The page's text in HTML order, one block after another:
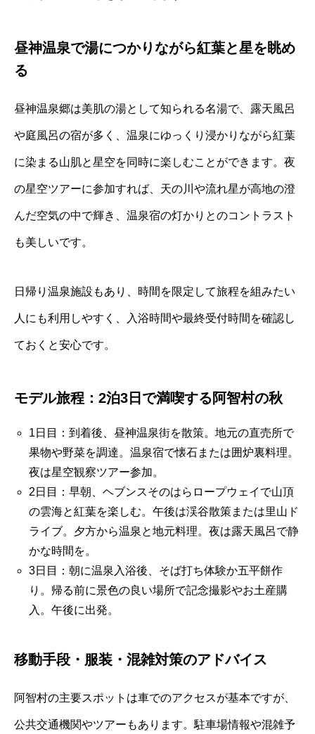
昼神温泉で湯につかりながら紅葉と星を眺め
る
昼神温泉郷は美肌の湯として知られる名湯で、露天風呂
や庭風呂の宿が多く、温泉にゆっくり浸かりながら紅葉
に染まる山肌と星空を同時に楽しむことができます。夜
の星空ツアーに参加すれば、天の川や流れ星が高地の澄
んだ空気の中で輝き、温泉宿の灯かりとのコントラスト
も美しいです。
日帰り温泉施設もあり、時間を限定して旅程を組みたい
人にも利用しやすく、入浴時間や最終受付時間を確認し
ておくと安心です。
モデル旅程：2泊3日で満喫する阿智村の秋
1日目：到着後、昼神温泉街を散策。地元の直売所で
果物や野菜を調達。温泉宿で懐石または囲炉裏料理。
夜は星空観察ツアー参加。
2日目：早朝、ヘブンスそのはらロープウェイで山頂
の雲海と紅葉を楽しむ。午後は渓谷散策または里山ド
ライブ。夕方から温泉と地元料理。夜は露天風呂で静
かな時間を。
3日目：朝に温泉入浴後、そば打ち体験か五平餅作
り。帰る前に景色の良い場所で記念撮影やお土産購
入。午後に出発。
移動手段・服装・混雑対策のアドバイス
阿智村の主要スポットは車でのアクセスが基本ですが、
公共交通機関やツアーもあります。駐車場情報や混雑予